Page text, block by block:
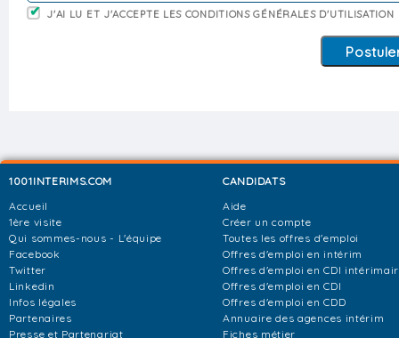
J'AI LU ET J'ACCEPTE LES CONDITIONS GÉNÉRALES D'UTILISATION
1001INTERIMS.COM
Accueil
1ère visite
Qui sommes-nous - L'équipe
Facebook
Twitter
Linkedin
Infos légales
Partenaires
Presse et Partenariat
CANDIDATS
Aide
Créer un compte
Toutes les offres d'emploi
Offres d'emploi en intérim
Offres d'emploi en CDI
Offres d'emploi en CDI
Offres d'emploi en CDD
Annuaire des agences intérim
Fiches métier